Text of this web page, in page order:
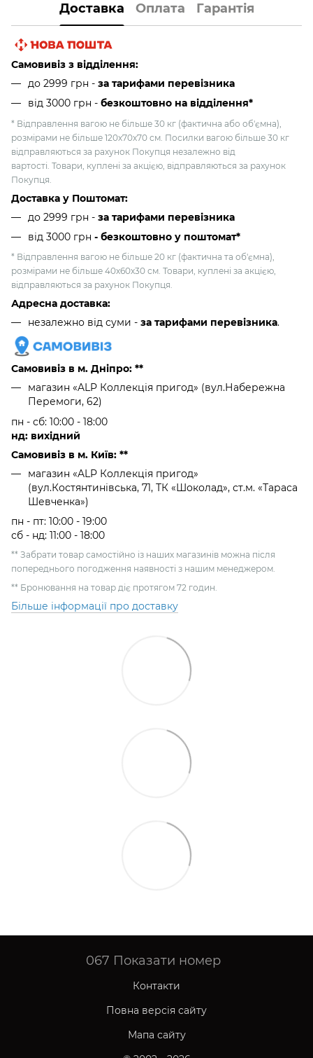
Доставка Оплата Гарантія
Самовивіз з відділення:
до 2999 грн - за тарифами перевізника
від 3000 грн - безкоштовно на відділення*
* Відправлення вагою не більше 30 кг (фактична або об'ємна),
розмірами не більше 120х70х70 см. Посилки вагою більше 30 кг
відправляються за рахунок Покупця незалежно від
вартості. Товари, куплені за акцією, відправляються за рахунок
Покупця.
Доставка у Поштомат:
до 2999 грн - за тарифами перевізника
від 3000 грн - безкоштовно у поштомат*
* Відправлення вагою не більше 20 кг (фактична та об'ємна),
розмірами не більше 40х60х30 см. Товари, куплені за акцією,
відправляються за рахунок Покупця.
Адресна доставка:
незалежно від суми - за тарифами перевізника.
Самовивіз в м. Дніпро: **
магазин «ALP Коллекція пригод» (вул.Набережна
Перемоги, 62)
пн - сб: 10:00 - 18:00
нд: вихідний
Самовивіз в м. Київ: **
магазин «ALP Коллекція пригод»
(вул.Костянтинівська, 71, ТК «Шоколад», ст.м. «Тараса
Шевченка»)
пн - пт: 10:00 - 19:00
сб - нд: 11:00 - 18:00
** Забрати товар самостійно із наших магазинів можна після
попереднього погодження наявності з нашим менеджером.
** Бронювання на товар діє протягом 72 годин.
Більше інформації про доставку
067 Показати номер
Контакти
Повна версія сайту
Мапа сайту